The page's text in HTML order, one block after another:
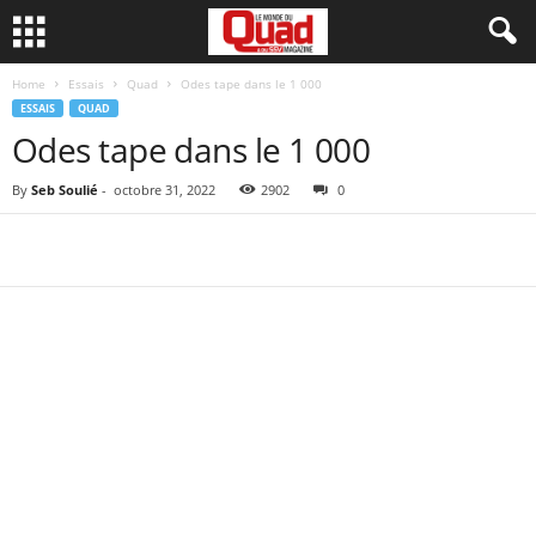
Home Essais Quad Odes tape dans le 1 000
ESSAIS QUAD
Odes tape dans le 1 000
By Seb Soulié - octobre 31, 2022 2902 0